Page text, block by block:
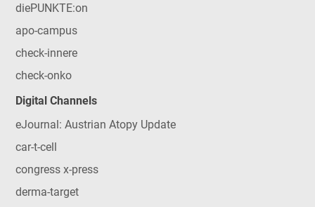
diePUNKTE:on
apo-campus
check-innere
check-onko
Digital Channels
eJournal: Austrian Atopy Update
car-t-cell
congress x-press
derma-target